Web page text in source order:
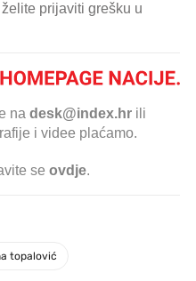
prijaviti grešku u
na desk@index.hr ili
i videe plaćamo.
se ovdje.
topalović